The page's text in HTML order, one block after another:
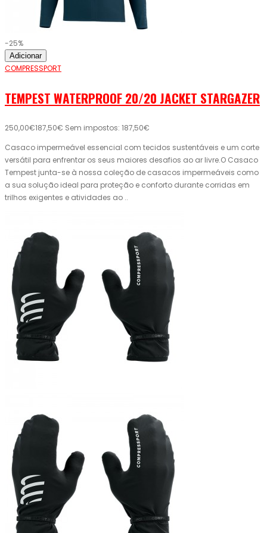
-25%
Adicionar
COMPRESSPORT
TEMPEST WATERPROOF 20/20 JACKET STARGAZER
250,00€187,50€ Sem impostos: 187,50€
Casaco impermeável essencial com tecidos sustentáveis ​​e um corte
versátil para enfrentar os seus maiores desafios ao ar livre.O Casaco
Tempest junta-se à nossa coleção de casacos impermeáveis ​​como
a sua solução ideal para proteção e conforto durante corridas em
trilhos exigentes e atividades ao ..